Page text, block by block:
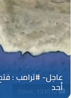
Oplus_131072